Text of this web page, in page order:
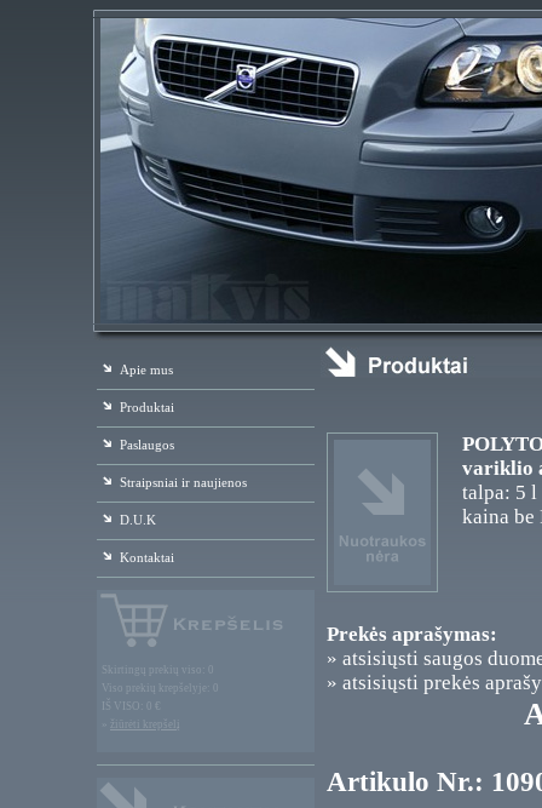
Apie mus
Produktai
Paslaugos
Straipsniai ir naujienos
D.U.K
Kontaktai
Skirtingų prekių viso: 0
Viso prekių krepšelyje: 0
IŠ VISO: 0 €
» žiūrėti krepšelį
variklio
talpa: 5 l
kaina be
Prekės aprašymas:
» atsisiųsti saugos
» atsisiųsti prekės
Artikulo Nr.: